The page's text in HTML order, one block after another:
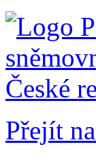
Přejít